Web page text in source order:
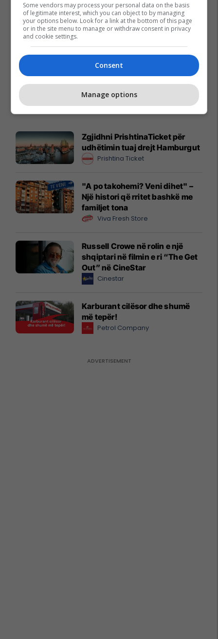
Promo Reklamo këtu
Zgjidhni PrishtinaTicket për
udhëtimin tuaj drejt Hamburgut
Prishtina Ticket
"A po takohemi? Veni dihet" –
Një histori që rritet bashkë me
familjet tona
Viva Fresh Store
Russell Crowe në rolin e një
shqiptari në filmin e ri “The Get
Out” në CineStar
Cinestar
Karburant cilësor dhe shumë
më tepër!
Petrol Company
Some vendors may process your personal data on the basis
of legitimate interest, which you can object to by managing
your options below. Look for a link at the bottom of this page
or in the site menu to manage or withdraw consent in privacy
and cookie settings.
Consent
Manage options